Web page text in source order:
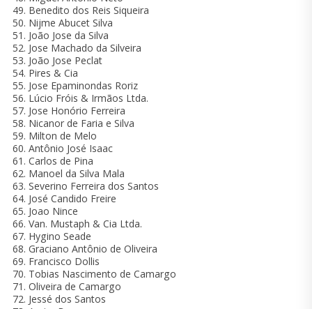
Benedito dos Reis Siqueira
Nijme Abucet Silva
João Jose da Silva
Jose Machado da Silveira
João Jose Peclat
Pires & Cia
Jose Epaminondas Roriz
Lúcio Fróis & Irmãos Ltda.
Jose Honório Ferreira
Nicanor de Faria e Silva
Milton de Melo
Antônio José Isaac
Carlos de Pina
Manoel da Silva Mala
Severino Ferreira dos Santos
José Candido Freire
Joao Nince
Van. Mustaph & Cia Ltda.
Hygino Seade
Graciano Antônio de Oliveira
Francisco Dollis
Tobias Nascimento de Camargo
Oliveira de Camargo
Jessé dos Santos